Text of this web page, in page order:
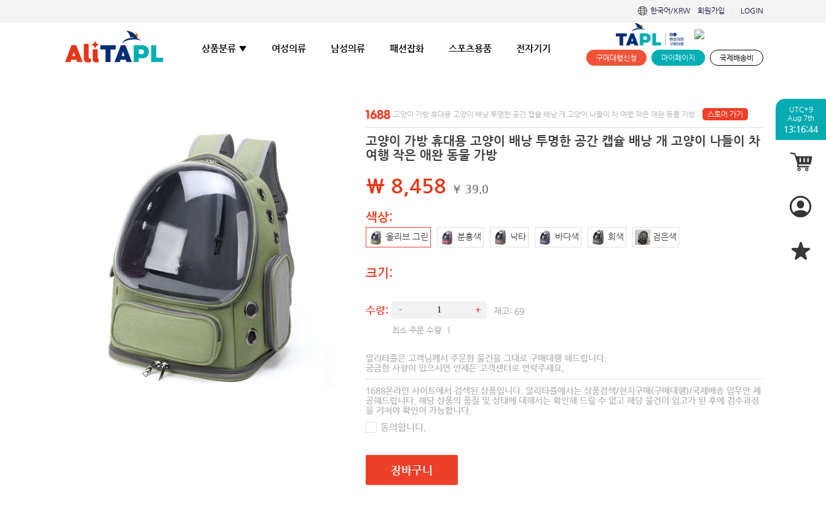
한국어/KRW 회원가입 LOGIN
상품분류 ▼ 여성의류 남성의류 패션잡화 스포츠용품 전자기기
구매대행신청 마이페이지 국제배송비
UTC+9
Aug 7th
13:16:45
고양이 가방 휴대용 고양이 배낭 투명한 공간 캡슐 배낭 개 고양이 나들이 차 여행 작은 애완 동물 가방 스토어 가기
고양이 가방 휴대용 고양이 배낭 투명한 공간 캡슐 배낭 개 고양이 나들이 차
여행 작은 애완 동물 가방
₩ 8,458 ¥ 39.0
색상:
올리브 그린 분홍색 낙타 바다색 회색 검은색
크기:
수량: - + 재고: 69
최소 주문 수량: 1
알리타플은 고객님께서 주문한 물건을 그대로 구매대행 해드립니다.
궁금한 사항이 있으시면 언제든 고객센터로 연락주세요.
1688온라인 사이트에서 검색된 상품입니다. 알리타플에서는 상품검색/현지구매(구매대행)/국제배송 업무만 제
공해드립니다. 해당 상품의 품질 및 상태에 대해서는 확인해 드릴 수 없고 해당 물건이 입고가 된 후에 검수과정
을 거쳐야 확인이 가능합니다.
동의합니다.
장바구니